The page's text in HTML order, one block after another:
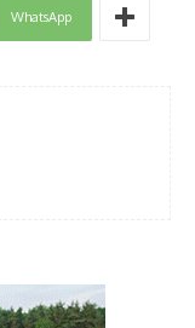
WhatsApp